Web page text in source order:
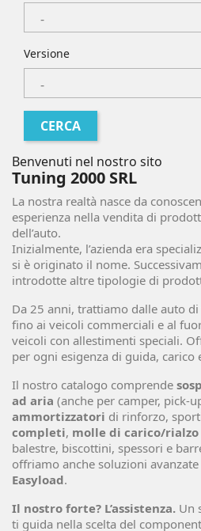
Versione
Benvenuti nel nostro sito
Tuning 2000 SRL
La nostra realtà nasce da
esperienza nella vendita di
dell’auto.
Inizialmente, l’azienda era
si è originato il nome.
introdotte altre tipologie di
Da 25 anni, trattiamo dalle auto
fino ai veicoli commerciali e al
veicoli con allestimenti speciali.
per ogni esigenza di guida, carico
Il nostro catalogo comprende
ad aria (anche per camper, pick-
ammortizzatori di rinforzo,
completi, molle di carico/rialzo
balestre, biscottini, spessori e
offriamo anche soluzioni
Easyload.
Il nostro forte? L’assistenza. Un
ti guida nella scelta del